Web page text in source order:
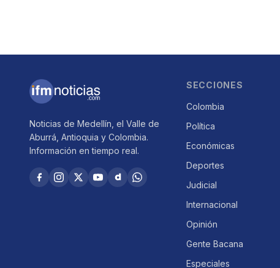
Noticias de Medellín, el Valle de
Aburrá, Antioquia y Colombia.
Información en tiempo real.
SECCIONES
Colombia
Política
Económicas
Deportes
Judicial
Internacional
Opinión
Gente Bacana
Especiales